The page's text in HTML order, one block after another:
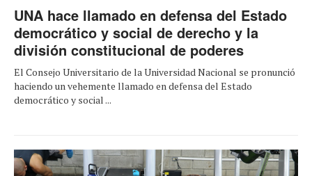
UNA hace llamado en defensa del Estado
democrático y social de derecho y la
división constitucional de poderes
El Consejo Universitario de la Universidad Nacional se pronunció
haciendo un vehemente llamado en defensa del Estado
democrático y social ...